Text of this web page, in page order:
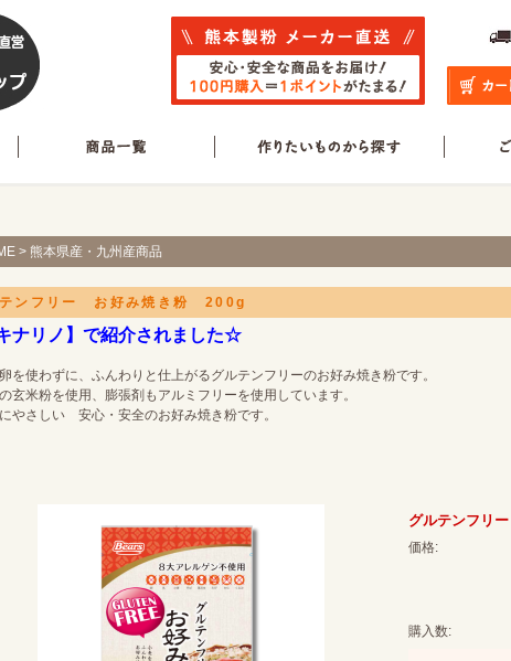
> 熊本県産・九州産商品
テンフリー お好み焼き粉 200g
ナリノ】で紹介されました☆
を使わずに、ふんわりと仕上がるグルテンフリーのお好み焼き粉です。
玄米粉を使用、膨張剤もアルミフリーを使用しています。
やさしい 安心・安全のお好み焼き粉です。
グルテンフリ
価格:
購入数: